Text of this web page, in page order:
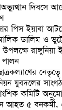
দিবসে
পিস ইয়াবা
ডালিম ও
উপলক্ষে রাঙ্গুনিয়া
পালন
যুবদলের
কমিটি
আহত ৫ বনকর্মী,